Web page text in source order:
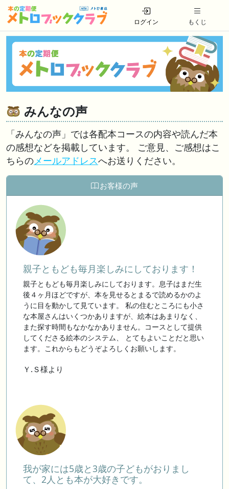
ログイン もくじ
みんなの声
「みんなの声」では各配本コースの内容や読んだ本
の感想などを掲載しています。 ご意見、ご感想はこ
ちらのメールアドレスへお送りください。
お客様の声
親子ともども毎月楽しみにしております！
親子ともども毎月楽しみにしております。息子はまだ生
後４ヶ月ほどですが、本を見せるとまるで読めるかのよ
うに目を動かして見ています。 私の住むところにも小さ
な本屋さんはいくつかありますが、絵本はあまりなく、
また探す時間もなかなかありません。コースとして提供
してくださる絵本のシステム、 とてもよいことだと思い
ます。これからもどうぞよろしくお願いします。
Ｙ.Ｓ様より
我が家には5歳と3歳の子どもがおりまし
て、2人とも本が大好きです。